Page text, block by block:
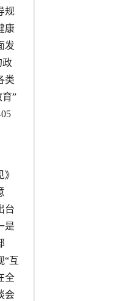
规
康
发
政
类
”
台
是
“互
全
会